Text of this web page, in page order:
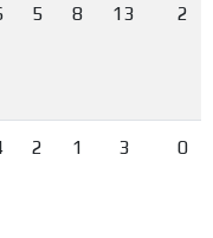
5 8 13 2
2 1 3 0